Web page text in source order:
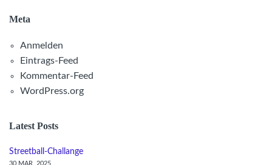
Meta
Anmelden
Eintrags-Feed
Kommentar-Feed
WordPress.org
Latest Posts
Streetball-Challange